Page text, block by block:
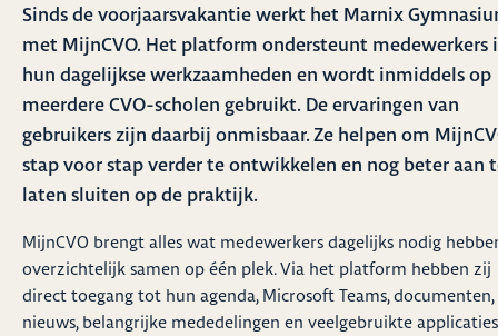
Sinds de voorjaarsvakantie werkt het Marnix
met MijnCVO. Het platform ondersteunt medewerkers
hun dagelijkse werkzaamheden en wordt inmiddels op
meerdere CVO-scholen gebruikt. De ervaringen van
gebruikers zijn daarbij onmisbaar. Ze helpen om
stap voor stap verder te ontwikkelen en nog beter aan
laten sluiten op de praktijk.
MijnCVO brengt alles wat medewerkers dagelijks nodig
overzichtelijk samen op één plek. Via het platform hebben zij
direct toegang tot hun agenda, Microsoft Teams, documenten,
nieuws, belangrijke mededelingen en veelgebruikte